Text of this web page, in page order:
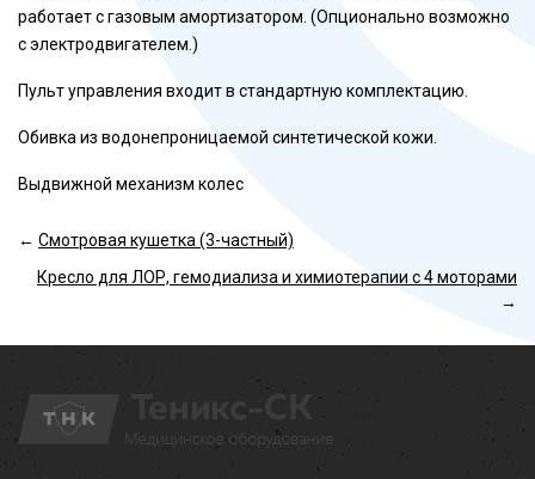
работает с газовым амортизатором. (Опционально возможно
с электродвигателем.)
Пульт управления входит в стандартную комплектацию.
Обивка из водонепроницаемой синтетической кожи.
Выдвижной механизм колес
← Смотровая кушетка (3-частный)
Кресло для ЛОР, гемодиализа и химиотерапии с 4 моторами
→